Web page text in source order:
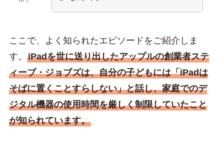
ここで、よく知られたエピソードをご紹介しま
す。 iPadを世に送り出したアップルの創業者ステ
ィーブ・ジョブズは、自分の子どもには「iPadは
そばに置くことすらしない」と話し、家庭でのデ
ジタル機器の使用時間を厳しく制限していたこと
が知られています。